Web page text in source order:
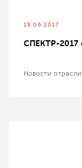
19.06.2017
СПЕКТР-2017
Новости отрасли